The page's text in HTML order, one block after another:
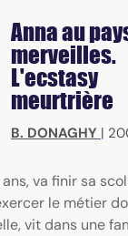
Anna au
merveilles.
L'ecstasy
meurtrière
B. DONAGHY |
ans, va finir sa
le métier
vit dans une